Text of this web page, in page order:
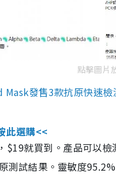
點擊圖片
發售3款抗原快速
此選購<<
$19就買到。產品可以
測試結果。靈敏度